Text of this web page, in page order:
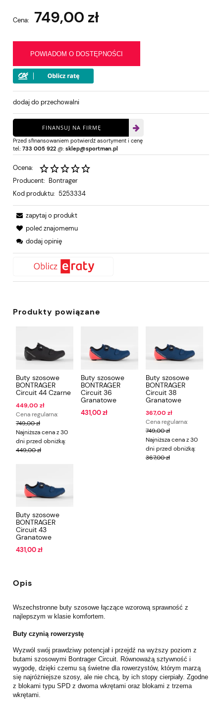
Cena: 749,00 zł
POWIADOM O DOSTĘPNOŚCI
dodaj do przechowalni
FINANSUJ NA FIRMĘ
Przed sfinansowaniem potwierdź asortyment i cenę
tel.: 733 005 922 @: sklep@sportman.pl
Ocena:
Producent: Bontrager
Kod produktu: 5253334
zapytaj o produkt
poleć znajomemu
dodaj opinię
Produkty powiązane
Buty szosowe
BONTRAGER
Circuit 44 Czarne
449,00 zł
Cena regularna:
749,00 zł
Najniższa cena z 30
dni przed obniżką:
449,00 zł
Buty szosowe
BONTRAGER
Circuit 36
Granatowe
431,00 zł
Buty szosowe
BONTRAGER
Circuit 38
Granatowe
367,00 zł
Cena regularna:
749,00 zł
Najniższa cena z 30
dni przed obniżką:
367,00 zł
Buty szosowe
BONTRAGER
Circuit 43
Granatowe
431,00 zł
Opis
Wszechstronne buty szosowe łączące wzorową sprawność z
najlepszym w klasie komfortem.
Buty czynią rowerzystę
Wyzwól swój prawdziwy potencjał i przejdź na wyższy poziom z
butami szosowymi Bontrager Circuit. Równoważą sztywność i
wygodę, dzięki czemu są świetne dla rowerzystów, którym marzą
się najróżniejsze szosy, ale nie chcą, by ich stopy cierpiały. Zgodne
z blokami typu SPD z dwoma wkrętami oraz blokami z trzema
wkrętami.